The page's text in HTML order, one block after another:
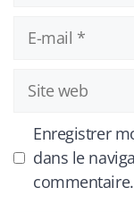
mail
Site
web
Enregistrer
dans le
commentaire.